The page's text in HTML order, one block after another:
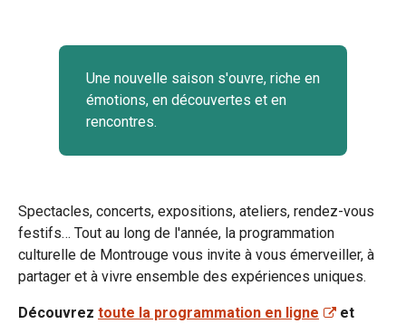
page
Facebook
page
sur
Twitter
page
par
e-
mail
Une nouvelle saison s'ouvre, riche en
émotions, en découvertes et en
rencontres.
Spectacles, concerts, expositions, ateliers, rendez-vous
festifs… Tout au long de l'année, la programmation
culturelle de Montrouge vous invite à vous émerveiller, à
partager et à vivre ensemble des expériences uniques.
Découvrez toute la programmation en ligne
et